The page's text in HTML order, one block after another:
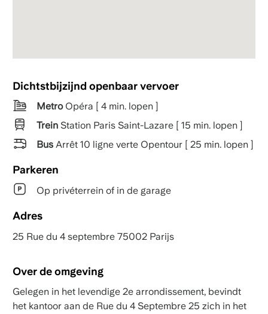
Dichtstbijzijnd openbaar vervoer
MetroOpéra [ 4 min. lopen ]
TreinStation Paris Saint-Lazare [ 15 min. lopen ]
BusArrêt 10 ligne verte Opentour [ 25 min. lopen ]
Parkeren
Op privéterrein of in de garage
Adres
25 Rue du 4 septembre 75002 Parijs
Over de omgeving
Gelegen in het levendige 2e arrondissement, bevindt
het kantoor aan de Rue du 4 Septembre 25 zich in het